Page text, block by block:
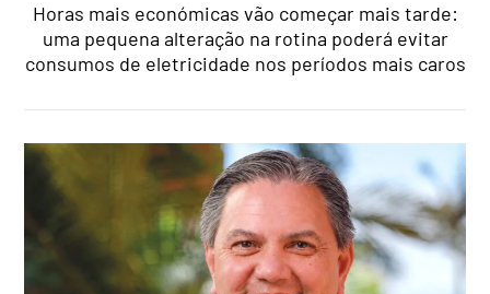
Horas mais económicas vão começar mais tarde:
uma pequena alteração na rotina poderá evitar
consumos de eletricidade nos períodos mais caros